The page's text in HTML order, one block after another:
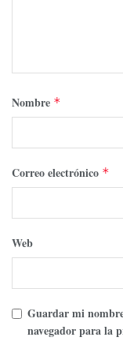
Nombre *
Correo electrónico *
Web
Guardar mi
navegador para la